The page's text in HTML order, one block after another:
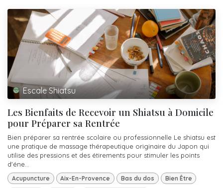
Escale Shiatsu
Les Bienfaits de Recevoir un Shiatsu à Domicile
pour Préparer sa Rentrée
Bien préparer sa rentrée scolaire ou professionnelle Le shiatsu est
une pratique de massage thérapeutique originaire du Japon qui
utilise des pressions et des étirements pour stimuler les points
d'éne...
Acupuncture Aix-En-Provence Bas du dos Bien Être